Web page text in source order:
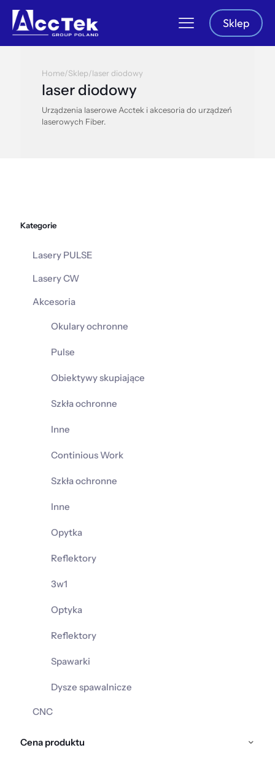
Sklep
Home/Sklep/laser diodowy
laser diodowy
Urządzenia laserowe Acctek i akcesoria do urządzeń
laserowych Fiber.
Kategorie
Lasery PULSE
Lasery CW
Akcesoria
Okulary ochronne
Pulse
Obiektywy skupiające
Szkła ochronne
Inne
Continious Work
Szkła ochronne
Inne
Opytka
Reflektory
3w1
Optyka
Reflektory
Spawarki
Dysze spawalnicze
CNC
Cena produktu